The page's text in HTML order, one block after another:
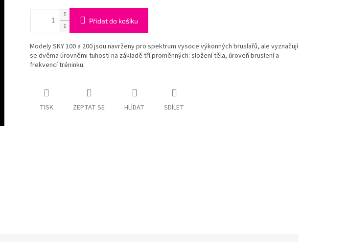
Přidat do košíku
Modely SKY 100 a 200 jsou navrženy pro spektrum vysoce výkonných bruslařů, ale vyznačují
se dvěma úrovněmi tuhosti na základě tří proměnných: složení těla, úroveň bruslení a
frekvencí tréninku.
TISK ZEPTAT SE HLÍDAT SDÍLET